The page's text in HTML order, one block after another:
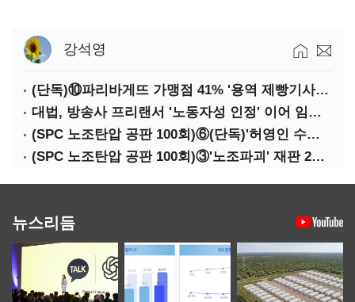
강석영
(단독)⑩파리바게뜨 가맹점 41% '용역 제빵기사 없어'…고용불안 속 브랜드가치도 '흔들'
대법, 방송사 프리랜서 '노동자성 인정' 이어 임금차별 '제동'
(SPC 노조탄압 공판 100회)⑥(단독)'허영인 수사기밀 유출' 임원, 출소하자 '억대 연봉' 고문으로
(SPC 노조탄압 공판 100회)③'노조파괴' 재판 2년 만의 증언…파리바게뜨 지회장 "허영인에 엄벌을"
뉴스리듬